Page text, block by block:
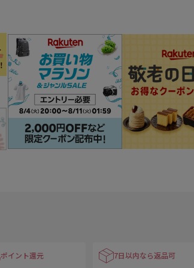
ポイント還元 7日以内なら返品可